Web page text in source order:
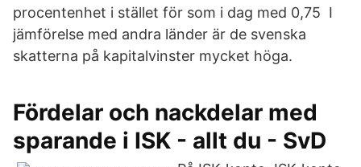
procentenhet i stället för som i dag med 0,75 I
jämförelse med andra länder är de svenska
skatterna på kapitalvinster mycket höga.
Fördelar och nackdelar med
sparande i ISK - allt du - SvD